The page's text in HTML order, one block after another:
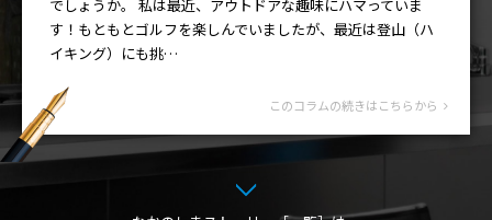
でしょうか。 私は最近、アウトドアな趣味にハマっていま
す！もともとゴルフを楽しんでいましたが、最近は登山（ハ
イキング）にも挑…
このコラムの続きはこちらから